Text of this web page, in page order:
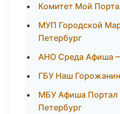
Комитет Мой
МУП Городской
Петербург
АНО Среда Афиша
ГБУ Наш
МБУ Афиша
Петербург